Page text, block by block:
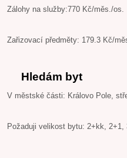
Zálohy na služby:770 Kč/měs./os.
Zařizovací předměty: 179.3 Kč/
Hledám byt
V městské části: Královo Pole,
Požaduji velikost bytu: 2+kk, 2+1,